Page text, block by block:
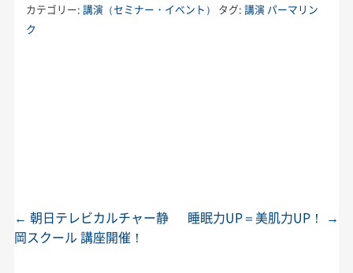
カテゴリー: 講演（セミナー・イベント） タグ: 講演 パーマリン
ク
投稿ナビゲーション
← 朝日テレビカルチャー静
岡スクール 講座開催！
睡眠力UP＝美肌力UP！ →